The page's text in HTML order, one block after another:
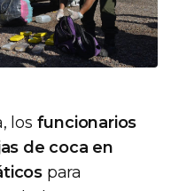
los funcionarios
de coca en
para